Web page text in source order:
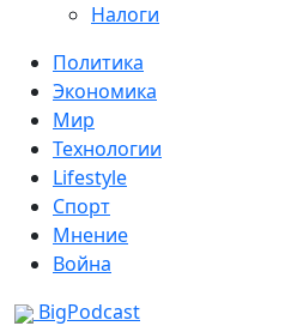
Налоги
Политика
Экономика
Мир
Технологии
Lifestyle
Спорт
Мнение
Война
BigPodcast